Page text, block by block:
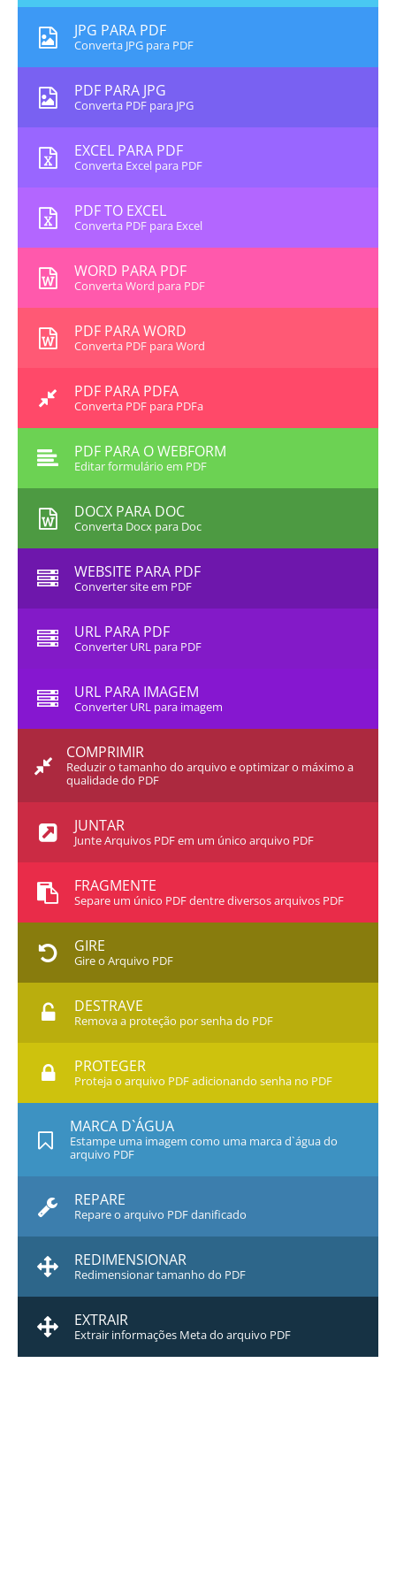
JPG PARA PDF
Converta JPG para PDF
PDF PARA JPG
Converta PDF para JPG
EXCEL PARA PDF
Converta Excel para PDF
PDF TO EXCEL
Converta PDF para Excel
WORD PARA PDF
Converta Word para PDF
PDF PARA WORD
Converta PDF para Word
PDF PARA PDFA
Converta PDF para PDFa
PDF PARA O WEBFORM
Editar formulário em PDF
DOCX PARA DOC
Converta Docx para Doc
WEBSITE PARA PDF
Converter site em PDF
URL PARA PDF
Converter URL para PDF
URL PARA IMAGEM
Converter URL para imagem
COMPRIMIR
Reduzir o tamanho do arquivo e optimizar o máximo a
qualidade do PDF
JUNTAR
Junte Arquivos PDF em um único arquivo PDF
FRAGMENTE
Separe um único PDF dentre diversos arquivos PDF
GIRE
Gire o Arquivo PDF
DESTRAVE
Remova a proteção por senha do PDF
PROTEGER
Proteja o arquivo PDF adicionando senha no PDF
MARCA D`ÁGUA
Estampe uma imagem como uma marca d`água do
arquivo PDF
REPARE
Repare o arquivo PDF danificado
REDIMENSIONAR
Redimensionar tamanho do PDF
EXTRAIR
Extrair informações Meta do arquivo PDF